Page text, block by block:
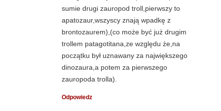
sumie drugi zauropod troll,pierwszy to
apatozaur,wszyscy znają wpadkę z
brontozaurem),(co może być już drugim
trollem patagotitana,ze względu że,na
początku był uznawany za największego
dinozaura,a potem za pierwszego
zauropoda trolla).
Odpowiedz